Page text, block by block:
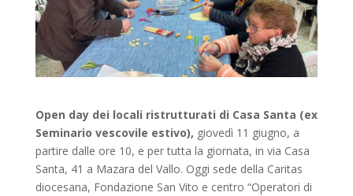
Open day dei locali ristrutturati di Casa Santa (ex
Seminario vescovile estivo), giovedì 11 giugno, a
partire dalle ore 10, e per tutta la giornata, in via Casa
Santa, 41 a Mazara del Vallo. Oggi sede della Caritas
diocesana, Fondazione San Vito e centro “Operatori di